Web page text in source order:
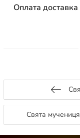
Оплата доставка
Свята